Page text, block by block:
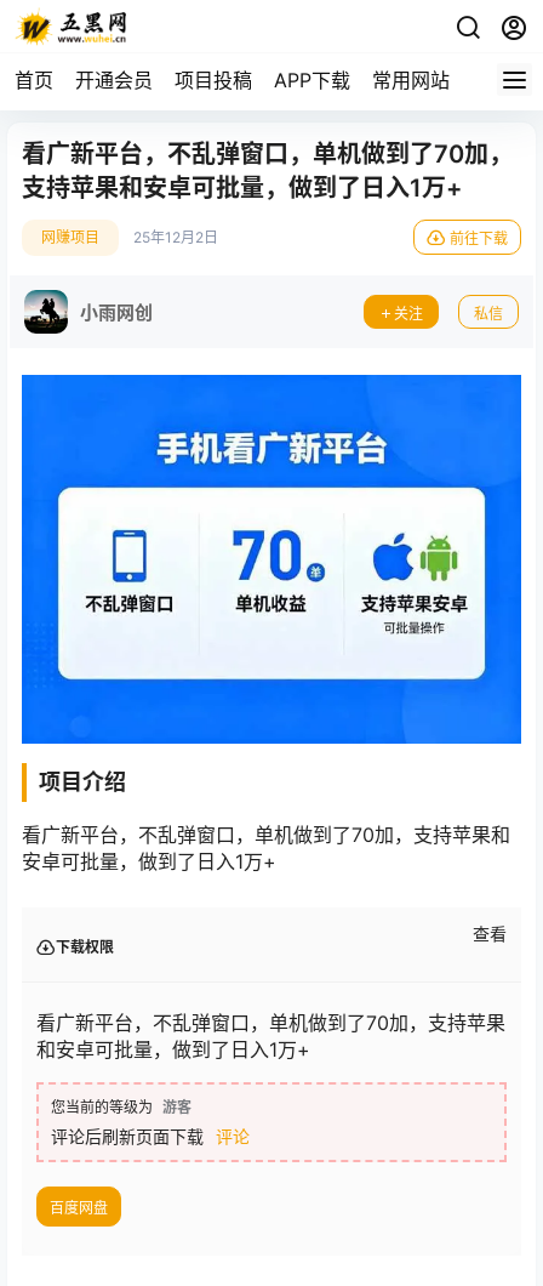
首页 开通会员 项目投稿 APP下载 常用网站
看广新平台，不乱弹窗口，单机做到了70加，
支持苹果和安卓可批量，做到了日入1万+
网赚项目 25年12月2日 前往下载
小雨网创 关注 私信
项目介绍
看广新平台，不乱弹窗口，单机做到了70加，支持苹果和
安卓可批量，做到了日入1万+
下载权限
查看
看广新平台，不乱弹窗口，单机做到了70加，支持苹果
和安卓可批量，做到了日入1万+
您当前的等级为 游客
评论后刷新页面下载 评论
百度网盘